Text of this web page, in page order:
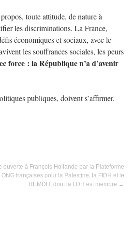
toute attitude, de nature à
les discriminations. La France,
économiques et sociaux, avec le
les souffrances sociales, les peurs
force : la République n’a d’avenir
publiques, doivent s’affirmer.
ouverte à François Hollande par la Plateforme
ONG françaises pour la Palestine, la FIDH et le
REMDH, dont la LDH est membre →